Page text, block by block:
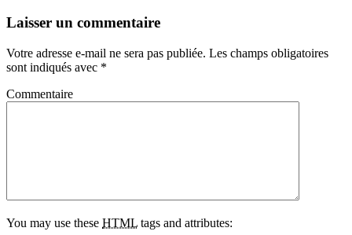
Laisser un commentaire
Votre adresse e-mail ne sera pas publiée. Les champs obligatoires
sont indiqués avec *
Commentaire
You may use these HTML tags and attributes: